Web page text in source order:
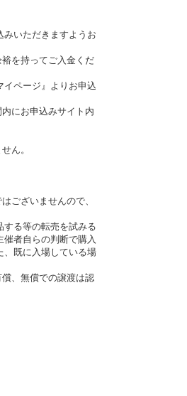
いただきますようお
を持ってご入金くだ
ページ』よりお申込
にお申込みサイト内
ん。
ございませんので、
る等の転売を試みる
者自らの判断で購入
既に入場している場
、無償での譲渡は認